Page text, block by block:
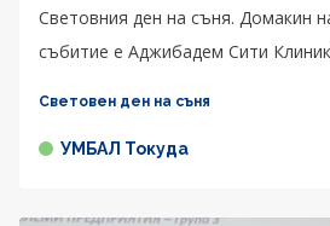
Световния ден на съня. Домакин
събитие е Аджибадем Сити
Световен ден на съня
УМБАЛ Токуда